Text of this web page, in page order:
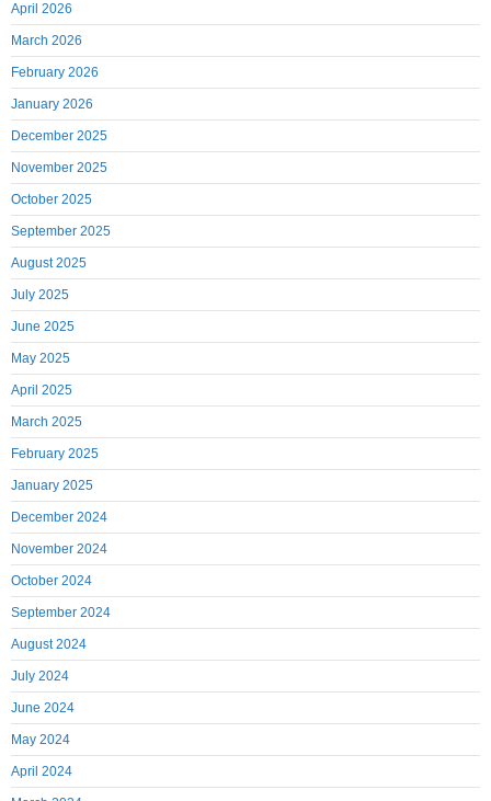
April 2026
March 2026
February 2026
January 2026
December 2025
November 2025
October 2025
September 2025
August 2025
July 2025
June 2025
May 2025
April 2025
March 2025
February 2025
January 2025
December 2024
November 2024
October 2024
September 2024
August 2024
July 2024
June 2024
May 2024
April 2024